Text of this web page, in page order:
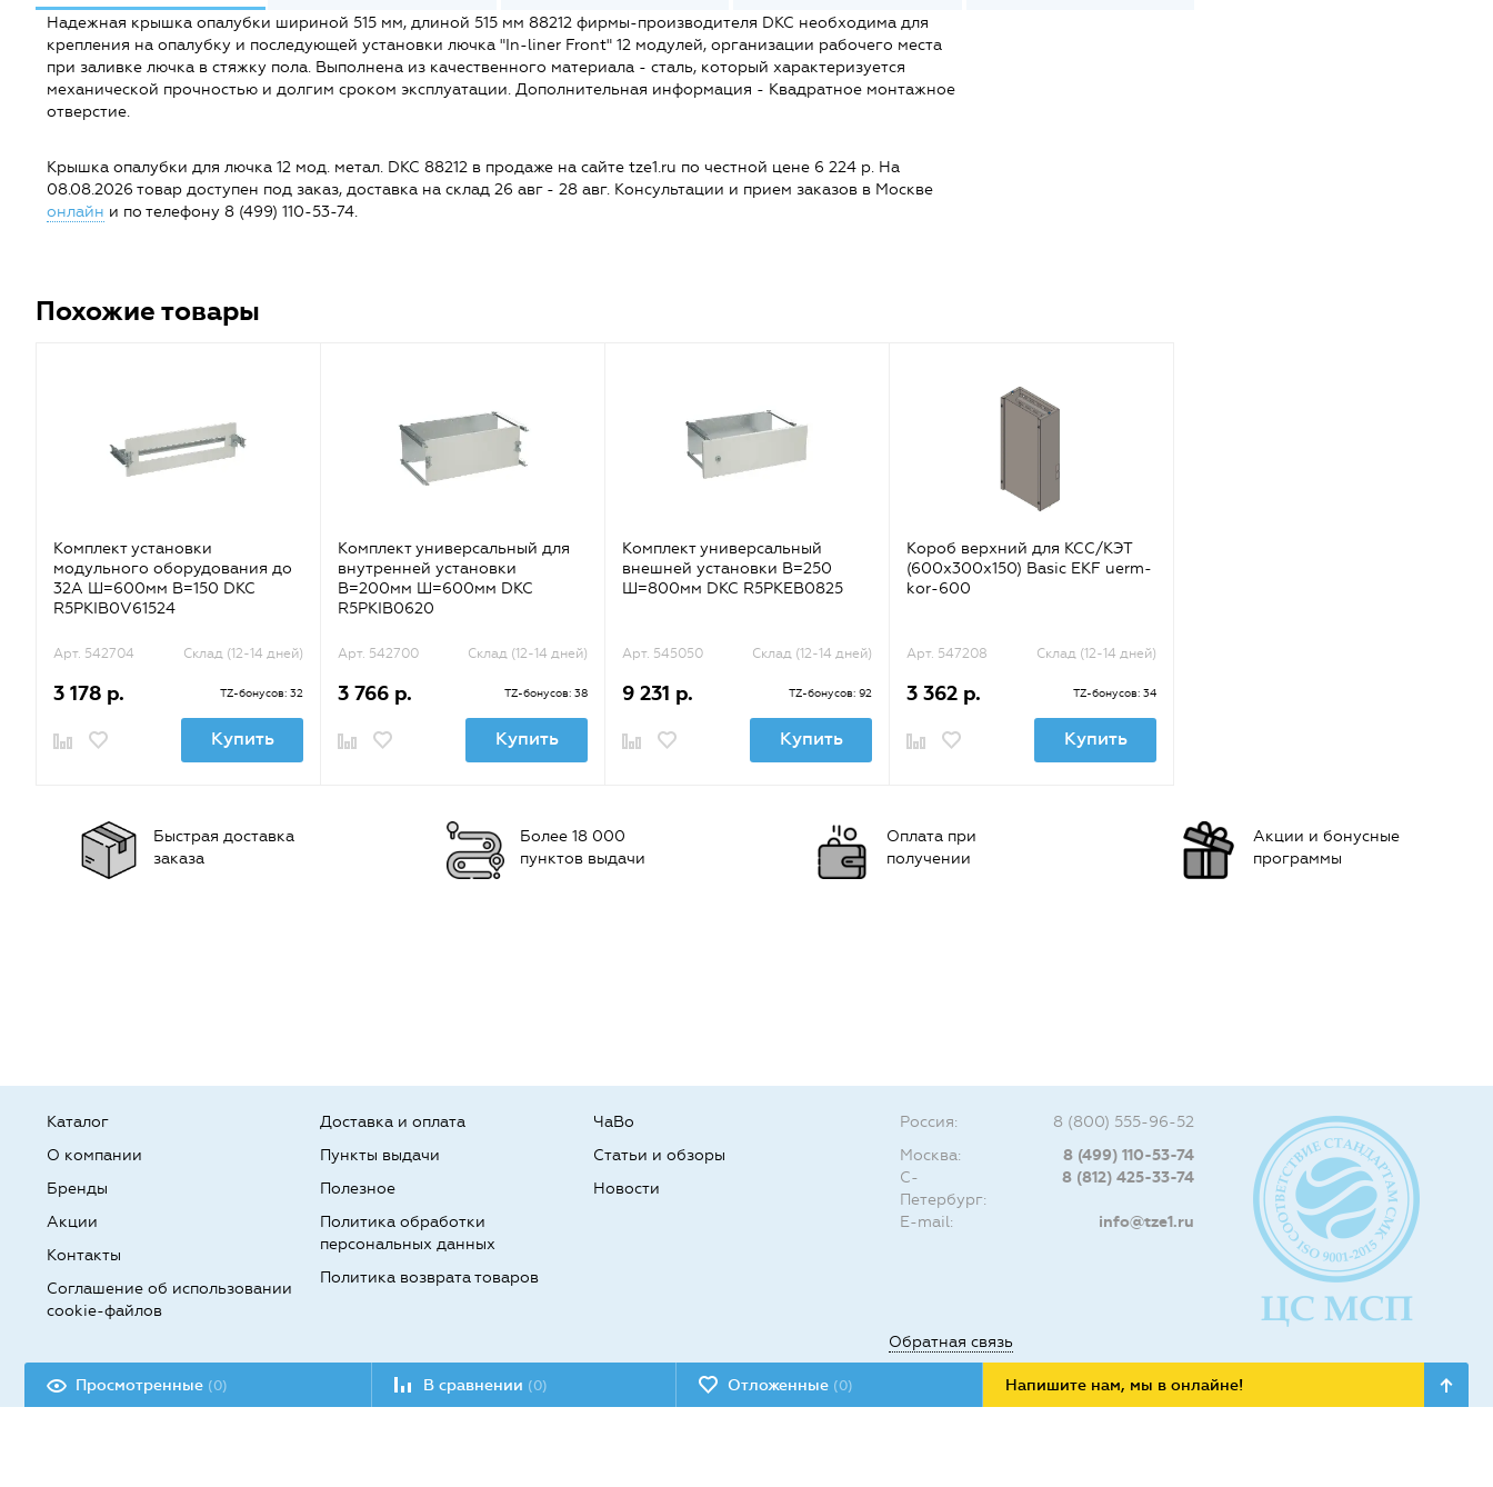
Надежная крышка опалубки шириной 515 мм, длиной 515 мм 88212 фирмы-производителя DKC необходима для
крепления на опалубку и последующей установки лючка "In-liner Front" 12 модулей, организации рабочего места
при заливке лючка в стяжку пола. Выполнена из качественного материала - сталь, который характеризуется
механической прочностью и долгим сроком эксплуатации. Дополнительная информация - Квадратное монтажное
отверстие.
Крышка опалубки для лючка 12 мод. метал. DKC 88212 в продаже на сайте tze1.ru по честной цене 6 224 р. На
08.08.2026 товар доступен под заказ, доставка на склад 26 авг - 28 авг. Консультации и прием заказов в Москве
онлайн и по телефону 8 (499) 110-53-74.
Похожие товары
Комплект установки
модульного оборудования до
32А Ш=600мм В=150 DKC
R5PKIB0V61524
Арт. 542704 Склад (12-14 дней)
3 178 р. TZ-бонусов: 32
Купить
Комплект универсальный для
внутренней установки
В=200мм Ш=600мм DKC
R5PKIB0620
Арт. 542700 Склад (12-14 дней)
3 766 р. TZ-бонусов: 38
Купить
Комплект универсальный
внешней установки В=250
Ш=800мм DKC R5PKEB0825
Арт. 545050 Склад (12-14 дней)
9 231 р. TZ-бонусов: 92
Купить
Короб верхний для КСС/КЭТ
(600х300х150) Basic EKF uerm-
kor-600
Арт. 547208 Склад (12-14 дней)
3 362 р. TZ-бонусов: 34
Купить
Быстрая доставка
заказа
Более 18 000
пунктов выдачи
Оплата при
получении
Акции и бонусные
программы
Каталог
О компании
Бренды
Доставка и оплата
Пункты выдачи
Полезное
ЧаВо
Статьи и обзоры
Новости
Акции
Контакты
Соглашение об использовании
cookie-файлов
Политика обработки
персональных данных
Политика возврата товаров
Разработка сайта:
Россия:
8 (800) 555-96-52
Москва:
8 (499) 110-53-74
С-
Петербург:
8 (812) 425-33-74
E-mail: info@tze1.ru
Обратная связь
Просмотренные (0) В сравнении (0) Отложенные (0) Напишите нам, мы в онлайне!